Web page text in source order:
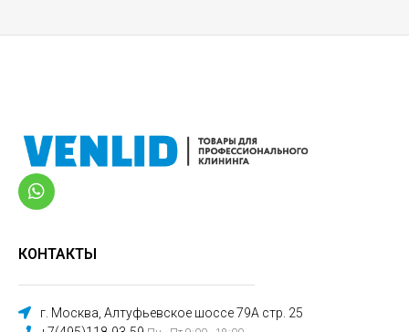
КОНТАКТЫ
г. Москва, Алтуфьевское шоссе 79А стр. 25